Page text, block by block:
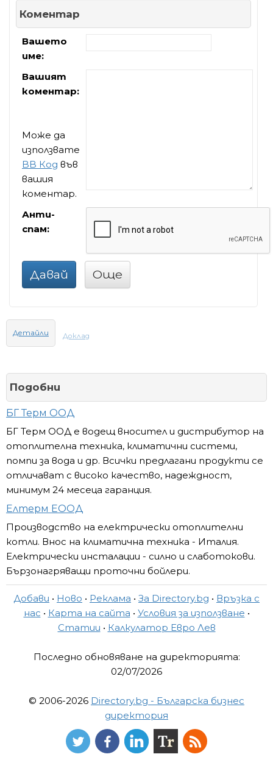
Коментар
Вашето
име:
Вашият
коментар:
Може да
използвате
BB Код във
вашия
коментар.
Анти-
спам:
Давай Още
Детайли Доклад
Подобни
БГ Терм ООД
БГ Терм ООД е водещ вносител и дистрибутор на
отоплителна техника, климатични системи,
помпи за вода и др. Всички предлагани продукти се
отличават с високо качество, надеждност,
минимум 24 месеца гаранция.
Елтерм ЕООД
Производство на електрически отоплителни
котли. Внос на климатична техника - Италия.
Електрически инсталации - силно и слаботокови.
Бързонагряващи проточни бойлери.
Добави • Ново • Реклама • За Directory.bg • Връзка с
нас • Карта на сайта • Условия за използване •
Статии • Калкулатор Евро Лев
Последно обновяване на директорията:
02/07/2026
© 2006-2026 Directory.bg - Българска бизнес
директория